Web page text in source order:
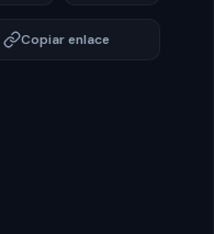
Copiar enlace